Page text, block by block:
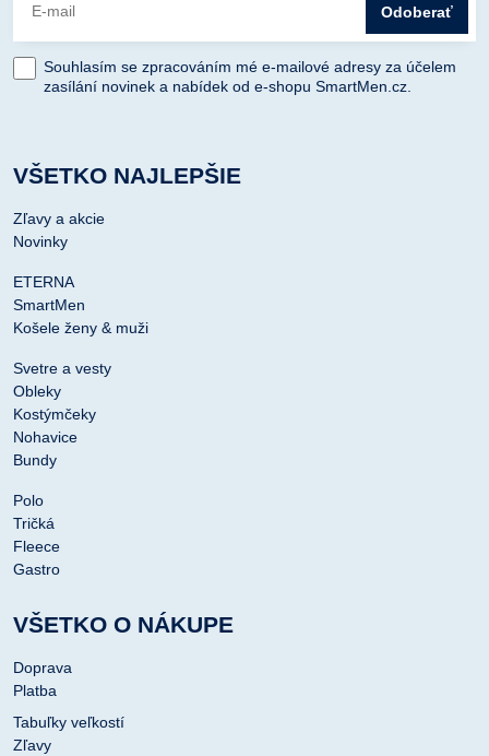
Odoberať
Souhlasím se zpracováním mé e-mailové adresy za účelem
zasílání novinek a nabídek od e-shopu SmartMen.cz.
VŠETKO NAJLEPŠIE
Zľavy a akcie
Novinky
ETERNA
SmartMen
Košele ženy & muži
Svetre a vesty
Obleky
Kostýmčeky
Nohavice
Bundy
Polo
Tričká
Fleece
Gastro
VŠETKO O NÁKUPE
Doprava
Platba
Tabuľky veľkostí
Zľavy